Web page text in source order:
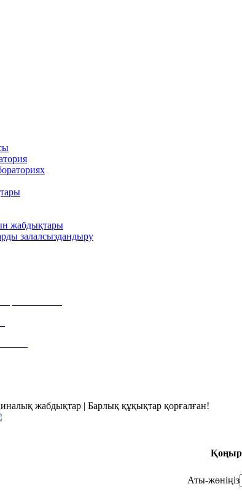
жабдықтары
залалсыздандыру
жабдықтар | Барлық құқықтар қорғалған!
Аты-жөніңіз